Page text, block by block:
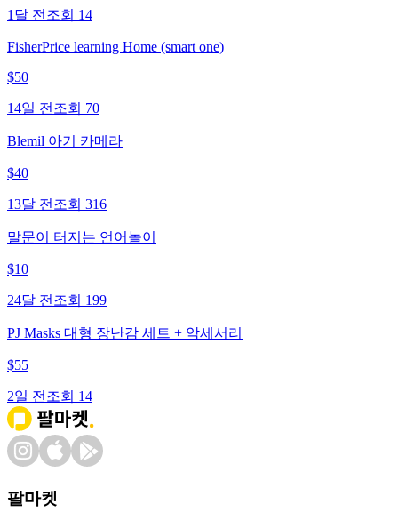
1달 전 조회 14
FisherPrice learning Home (smart one)
$50
14일 전 조회 70
Blemil 아기 카메라
$40
13달 전 조회 316
말문이 터지는 언어놀이
$10
24달 전 조회 199
PJ Masks 대형 장난감 세트 + 악세서리
$55
2일 전 조회 14
팔마켓